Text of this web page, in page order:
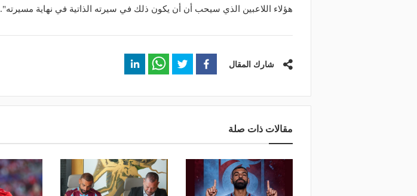
هؤلاء اللاعبين الذي سيحب أن أن يكون ذلك في سيرته الذاتية في نهاية مسيرته".
شارك المقال
مقالات ذات صلة
منذ 13 ساعة
قرعة تمهيدي أبطال إفريقيا.. مهمة سهلة
والقنوات الناقلة.. دليلك لمتابعة